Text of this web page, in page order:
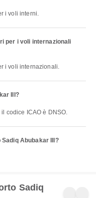
i voli interni.
per i voli internazionali
i voli internazionali.
III?
il codice ICAO è DNSO.
Abubakar III?
Sadiq